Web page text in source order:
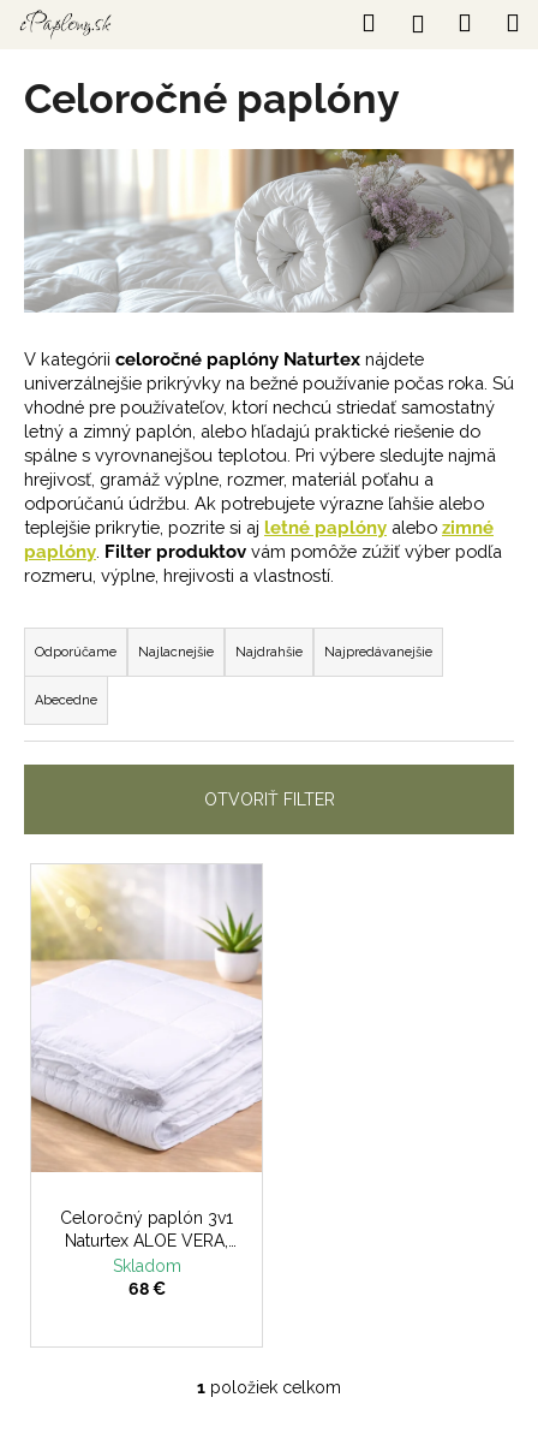
Prejsť
Hľadať
Celoročné paplóny
V kategórii celoročné paplóny Naturtex nájdete
univerzálnejšie prikrývky na bežné používanie počas roka. Sú
vhodné pre používateľov, ktorí nechcú striedať samostatný
letný a zimný paplón, alebo hľadajú praktické riešenie do
spálne s vyrovnanejšou teplotou. Pri výbere sledujte najmä
hrejivosť, gramáž výplne, rozmer, materiál poťahu a
odporúčanú údržbu. Ak potrebujete výrazne ľahšie alebo
teplejšie prikrytie, pozrite si aj letné paplóny alebo zimné
paplóny Filter produktov vám pomôže zúžiť výber podľa
rozmeru, výplne, hrejivosti a vlastností.
R
a
d
e
n
p
r
o
d
u
k
t
o
v
Odporúčame Najlacnejšie Najdrahšie Najpredávanejšie
Abecedne
OTVORIŤ FILTER
V
ý
p
s
r
o
d
k
Celoročný paplón 3v1
Naturtex ALOE VERA,
140x200, 400+800g
Skladom
68 €
O
1 položiek celkom
o
t
r
e
b
u
j
e
t
e
n
á
s
?
O
d
p
ú
a
m